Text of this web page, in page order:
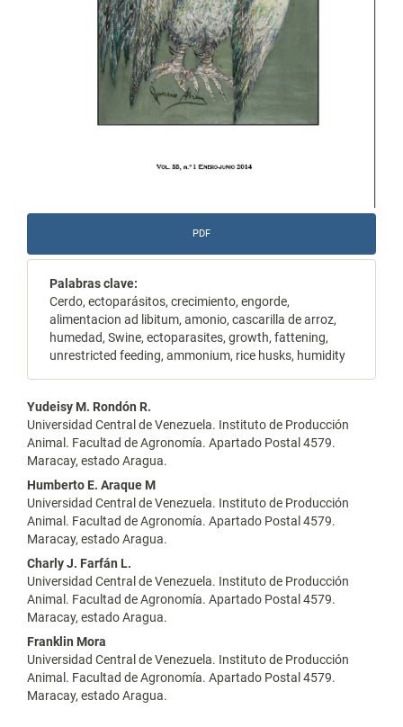
PDF
Palabras clave:
Cerdo, ectoparásitos, crecimiento, engorde,
alimentacion ad libitum, amonio, cascarilla de arroz,
humedad, Swine, ectoparasites, growth, fattening,
unrestricted feeding, ammonium, rice husks, humidity
Contenido
principal
del
artículo
Yudeisy M. Rondón R.
Universidad Central de Venezuela. Instituto de Producción
Animal. Facultad de Agronomía. Apartado Postal 4579.
Maracay, estado Aragua.
Humberto E. Araque M
Universidad Central de Venezuela. Instituto de Producción
Animal. Facultad de Agronomía. Apartado Postal 4579.
Maracay, estado Aragua.
Charly J. Farfán L.
Universidad Central de Venezuela. Instituto de Producción
Animal. Facultad de Agronomía. Apartado Postal 4579.
Maracay, estado Aragua.
Franklin Mora
Universidad Central de Venezuela. Instituto de Producción
Animal. Facultad de Agronomía. Apartado Postal 4579.
Maracay, estado Aragua.